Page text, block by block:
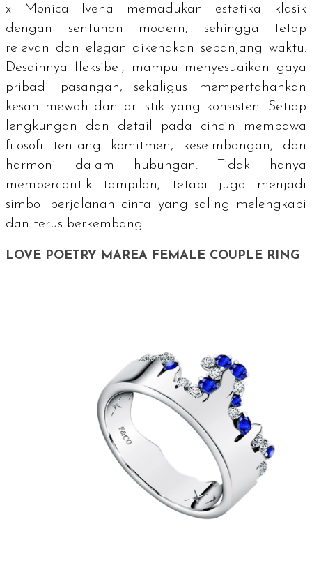
x Monica Ivena memadukan estetika klasik
dengan sentuhan modern, sehingga tetap
relevan dan elegan dikenakan sepanjang waktu.
Desainnya fleksibel, mampu menyesuaikan gaya
pribadi pasangan, sekaligus mempertahankan
kesan mewah dan artistik yang konsisten. Setiap
lengkungan dan detail pada cincin membawa
filosofi tentang komitmen, keseimbangan, dan
harmoni dalam hubungan. Tidak hanya
mempercantik tampilan, tetapi juga menjadi
simbol perjalanan cinta yang saling melengkapi
dan terus berkembang.
LOVE POETRY MAREA FEMALE COUPLE RING